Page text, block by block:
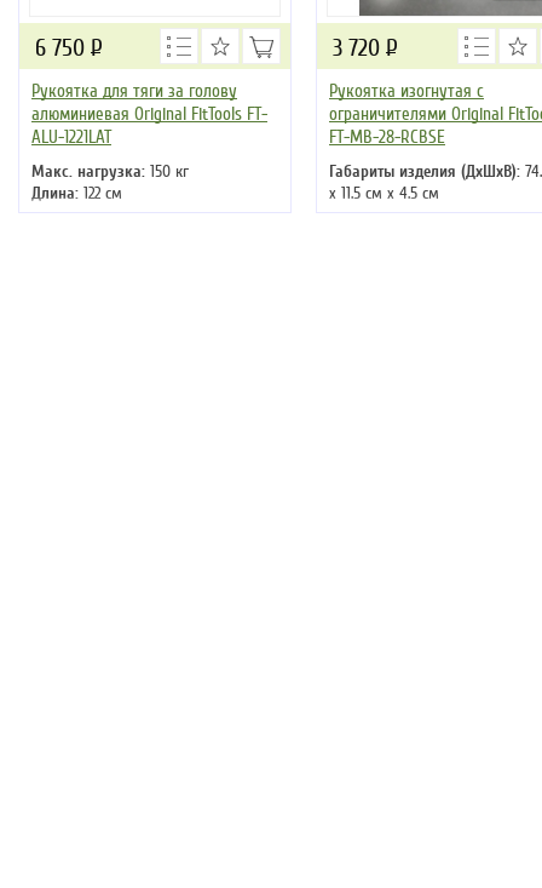
Рукоятка для тяги за голову
алюминиевая Original FitTools FT-
ALU-1221LAT
Макс. нагрузка: 150 кг
Длина: 122 см
Вес:5.3 кг
6 750 Р
Рукоятка изогнутая с
ограничителями Original
FT-MB-28-RCBSE
Габариты изделия (ДхШхВ):
х 11.5 см х 4.5 см
Диаметр хвата:2.8 см
3 720 Р